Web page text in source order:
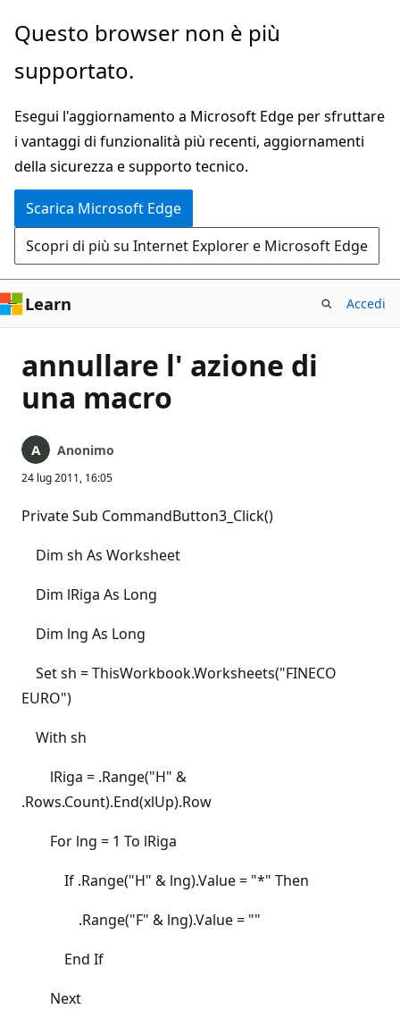
Ignora
passa
contenuto
principale
Questo browser non è più
supportato.
Esegui l'aggiornamento a Microsoft Edge per sfruttare
i vantaggi di funzionalità più recenti, aggiornamenti
della sicurezza e supporto tecnico.
Scarica Microsoft Edge
Scopri di più su Internet Explorer e Microsoft Edge
Learn Accedi
annullare l' azione di
una macro
Anonimo
24 lug 2011, 16:05
Private Sub CommandButton3_Click()
Dim sh As Worksheet
Dim lRiga As Long
Dim lng As Long
Set sh = ThisWorkbook.Worksheets("FINECO
EURO")
With sh
lRiga = .Range("H" &
.Rows.Count).End(xlUp).Row
For lng = 1 To lRiga
If .Range("H" & lng).Value = "*" Then
.Range("F" & lng).Value = ""
End If
Next